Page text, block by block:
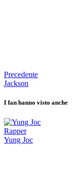
Precedente
Jackson
I fan hanno visto anche
Rapper
Yung Joc